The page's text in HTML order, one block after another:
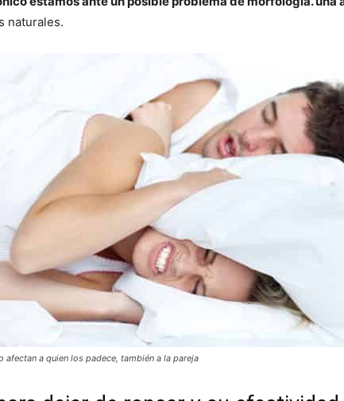
naturales.
afectan a quien los padece, también a la pareja